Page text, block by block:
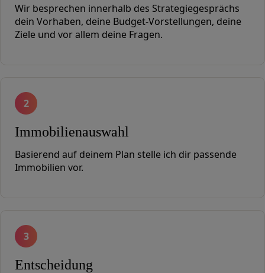
Wir besprechen innerhalb des Strategiegesprächs
dein Vorhaben, deine Budget-Vorstellungen, deine
Ziele und vor allem deine Fragen.
2
Immobilienauswahl
Basierend auf deinem Plan stelle ich dir passende
Immobilien vor.
3
Entscheidung